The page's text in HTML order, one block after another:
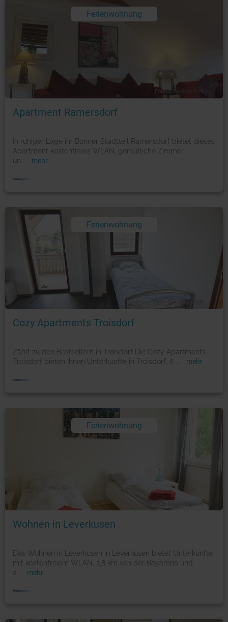
Ferienwohnung
Foto: © booking.com
Apartment Ramersdorf
In ruhiger Lage im Bonner Stadtteil Ramersdorf bietet dieses
Apartment kostenfreies WLAN, gemütliche Zimmer
un
mehr
Ferienwohnung
Foto: © booking.com
Cozy Apartments Troisdorf
Zählt zu den Bestsellern in Troisdorf Die Cozy Apartments
Troisdorf bieten Ihnen Unterkünfte in Troisdorf, 6
mehr
Ferienwohnung
Foto: © booking.com
Wohnen in Leverkusen
Das Wohnen in Leverkusen in Leverkusen bietet Unterkünfte
mit kostenfreiem WLAN, 2,8 km von der Bayarena und
2
mehr